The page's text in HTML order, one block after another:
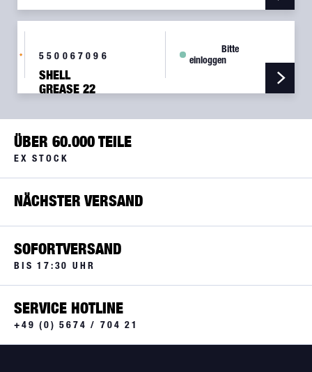
550067096
SHELL
GREASE 22
Bitte
einloggen
ÜBER 60.000 TEILE
EX STOCK
NÄCHSTER VERSAND
SOFORTVERSAND
BIS 17:30 UHR
SERVICE HOTLINE
+49 (0) 5674 / 704 21